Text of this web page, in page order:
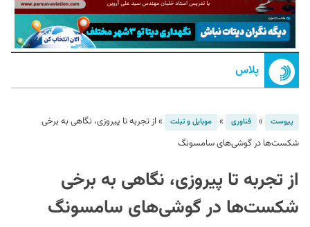
پلاس
پیوست » فناوری » موبایل و تبلت » از تجربه تا پیروزی، نگاهی به برخی
شکست‌ها در گوشی‌های سامسونگ
از تجربه تا پیروزی، نگاهی به برخی
شکست‌ها در گوشی‌های سامسونگ